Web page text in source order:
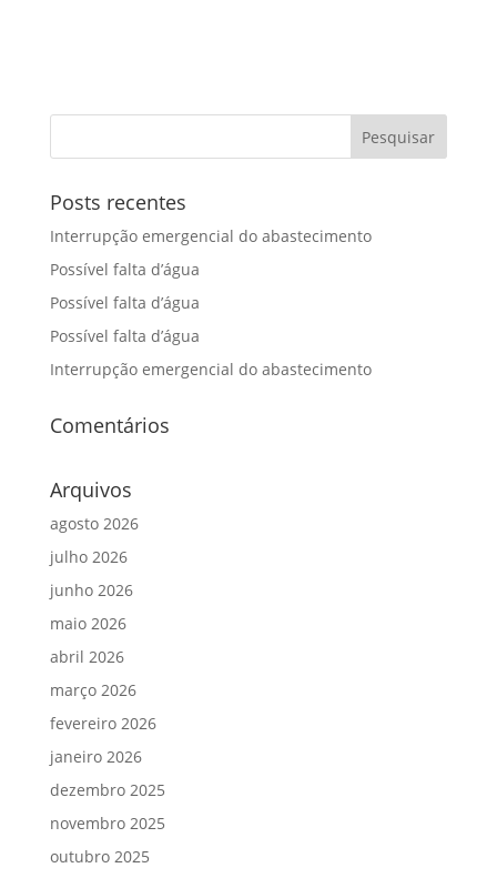
Posts recentes
Interrupção emergencial do abastecimento
Possível falta d’água
Possível falta d’água
Possível falta d’água
Interrupção emergencial do abastecimento
Comentários
Arquivos
agosto 2026
julho 2026
junho 2026
maio 2026
abril 2026
março 2026
fevereiro 2026
janeiro 2026
dezembro 2025
novembro 2025
outubro 2025